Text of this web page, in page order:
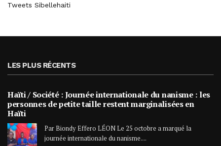
Tweets Sibellehaiti
LES PLUS RÉCENTS
Haïti / Société : Journée internationale du nanisme : les
personnes de petite taille restent marginalisées en
Haïti
Par Biondy Effero LÉON Le 25 octobre a marqué la
journée internationale du nanisme....